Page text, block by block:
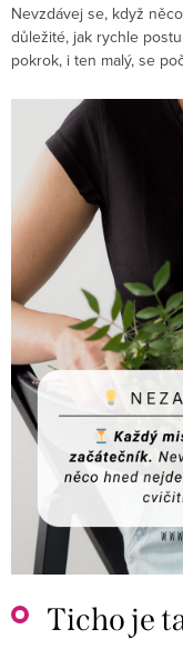
Nevzdávej se, když
důležité, jak rychle
pokrok, i ten malý, se
Ticho je